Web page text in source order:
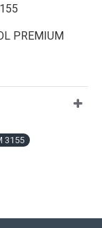
PREMIUM
3155